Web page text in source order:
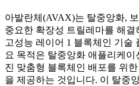
아발란체(AVAX)는 탈중앙화,
중요한 확장성 트릴레마를 해결
고성능 레이어 1 블록체인 기술
요 목적은 탈중앙화 애플리케이
진 맞춤형 블록체인 배포를 위
을 제공하는 것입니다. 이 탈중